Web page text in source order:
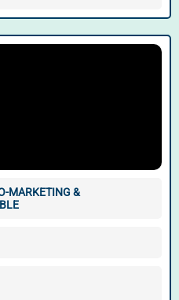
MARKETING &